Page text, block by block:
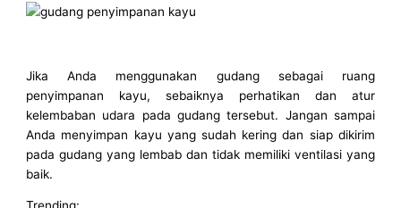
Jika Anda menggunakan gudang sebagai ruang
penyimpanan kayu, sebaiknya perhatikan dan atur
kelembaban udara pada gudang tersebut. Jangan sampai
Anda menyimpan kayu yang sudah kering dan siap dikirim
pada gudang yang lembab dan tidak memiliki ventilasi yang
baik.